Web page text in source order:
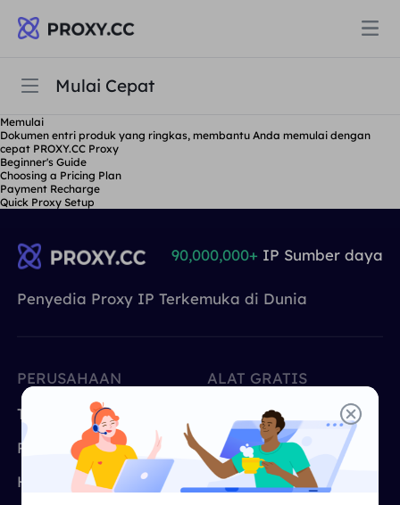
Proksi
PROXI PERUMAHAN
Proksi Perumahan
Proksi Perumahan Statis
Agen pusat data statis
Agen ISP long-force
Harga
Proksi Perumahan $0.8/GB
Proksi Perumahan Tanpa Batas$69.62/Hari
Agen pusat data statis $0.2/IP/ hari
Solusi
Perlindungan Merek
Sumber daya
MITRA
Program Afiliasi
Mempelajari
MEMBANTU
Mulai Cepat
Mulai Cepat
Pertanyaan Umum
Memulai
Dokumen entri produk yang ringkas, membantu Anda memulai dengan
cepat PROXY.CC Proxy
Beginner's Guide
Choosing a Pricing Plan
Payment Recharge
Quick Proxy Setup
Penyedia Proxy IP Terkemuka di Dunia
90,000,000+ IP Sumber daya
PERUSAHAAN
Tentang Kami
Program Afiliasi
Harga
ALAT GRATIS
Proksi Gratis
Penguji Proksi
CroxyProxy